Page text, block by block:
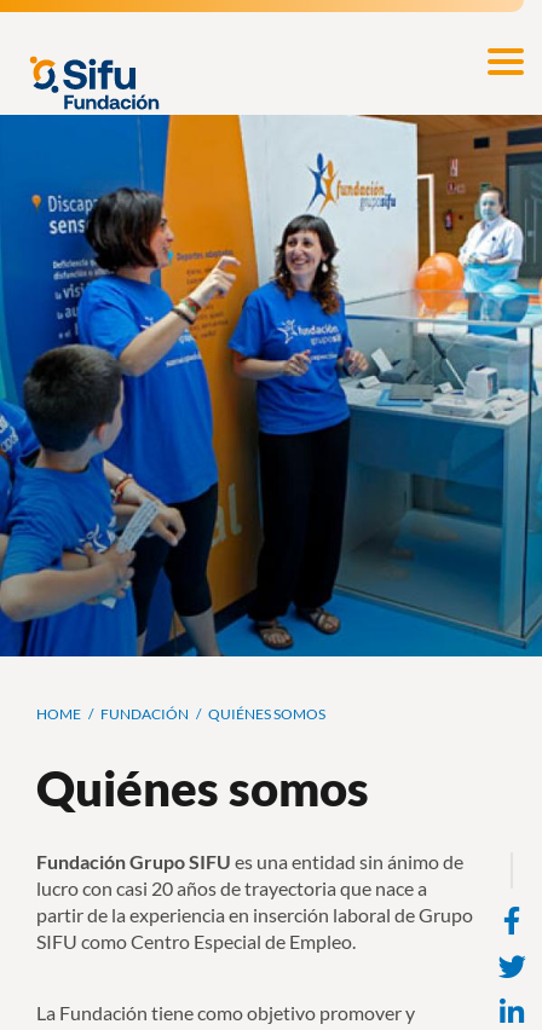
Pasar
contenido
principal
SIFU
Ruta
navegación
HOME FUNDACIÓN QUIÉNES SOMOS
Quiénes somos
Fundación Grupo SIFU es una entidad sin ánimo de
lucro con casi 20 años de trayectoria que nace a
partir de la experiencia en inserción laboral de Grupo
SIFU como Centro Especial de Empleo.
La Fundación tiene como objetivo promover y